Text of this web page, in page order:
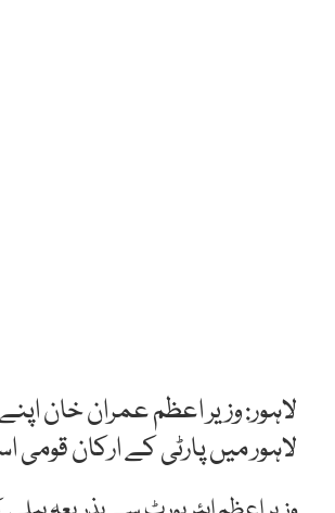
لاہور: وزیر اعظم عمران خان
لاہور میں پارٹی کے ارکان